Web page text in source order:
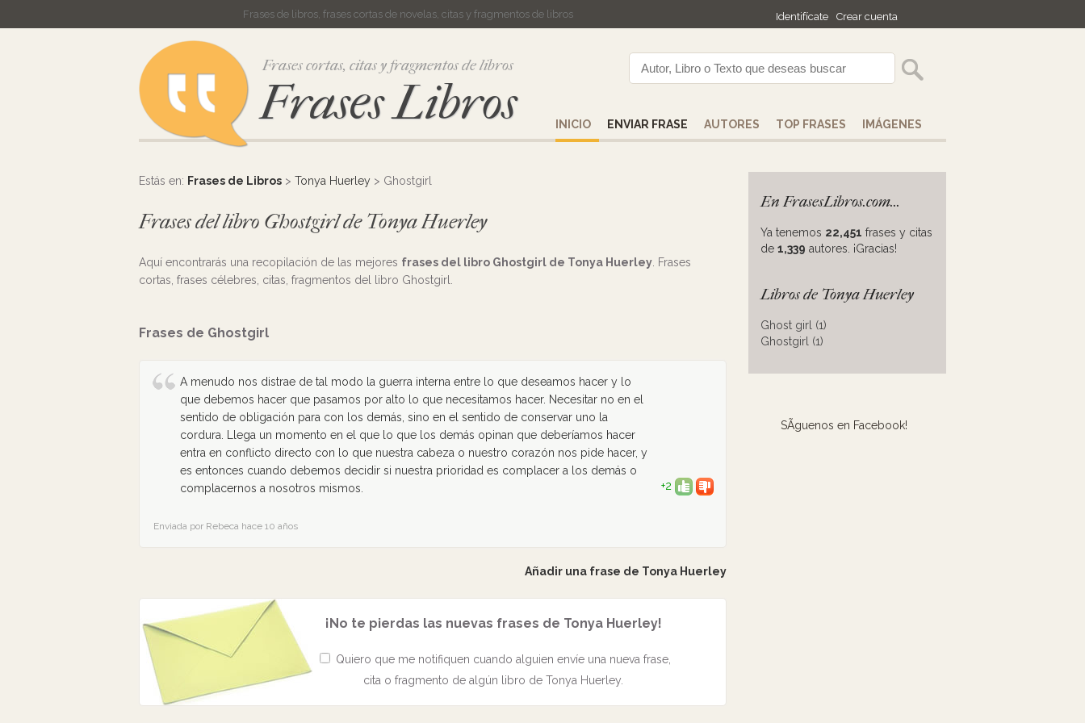
Identifícate Crear cuenta
Frases de libros, frases cortas de novelas, citas y fragmentos de libros
Frases cortas, citas y fragmentos de libros
Frases Libros INICIO ENVIAR FRASE AUTORES TOP FRASES IMÁGENES
Estás en: Frases de Libros > Tonya Huerley > Ghostgirl
Frases del libro Ghostgirl de Tonya Huerley
Aquí encontrarás una recopilación de las mejores frases del libro Ghostgirl de Tonya Huerley . Frases
cortas, frases célebres, citas, fragmentos del libro Ghostgirl.
Frases de Ghostgirl
A menudo nos distrae de tal modo la guerra interna entre lo que deseamos hacer y lo
que debemos hacer que pasamos por alto lo que necesitamos hacer. Necesitar no en el
sentido de obligación para con los demás, sino en el sentido de conservar uno la
cordura. Llega un momento en el que lo que los demás opinan que deberíamos hacer
entra en conflicto directo con lo que nuestra cabeza o nuestro corazón nos pide hacer, y
es entonces cuando debemos decidir si nuestra prioridad es complacer a los demás o
complacernos a nosotros mismos.
+2
Enviada por Rebeca hace 10 años
Añadir una frase de Tonya Huerley
¡No te pierdas las nuevas frases de Tonya Huerley!
Quiero que me notifiquen cuando alguien envíe una nueva frase,
cita o fragmento de algún libro de Tonya Huerley.
En FrasesLibros.com...
Ya tenemos 22,451 frases y citas
de 1,339 autores. ¡Gracias!
Libros de Tonya Huerley
Ghost girl (1)
Ghostgirl (1)
SÃ­guenos en Facebook!